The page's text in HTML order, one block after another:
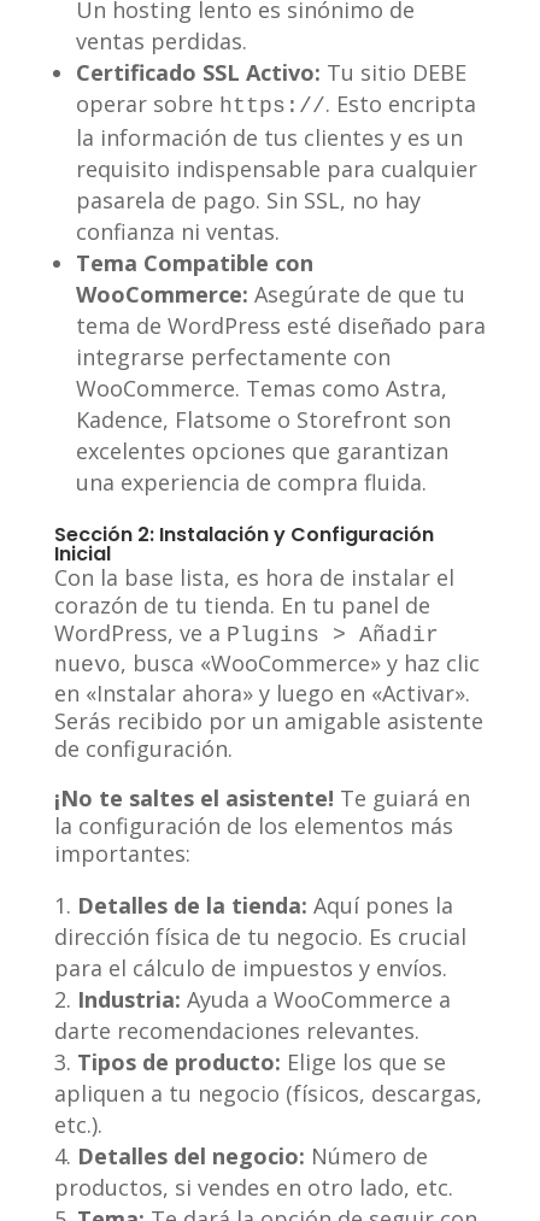
Un hosting lento es sinónimo de
ventas perdidas.
Certificado SSL Activo: Tu sitio DEBE
operar sobre https://. Esto encripta
la información de tus clientes y es un
requisito indispensable para cualquier
pasarela de pago. Sin SSL, no hay
confianza ni ventas.
Tema Compatible con
WooCommerce: Asegúrate de que tu
tema de WordPress esté diseñado para
integrarse perfectamente con
WooCommerce. Temas como Astra,
Kadence, Flatsome o Storefront son
excelentes opciones que garantizan
una experiencia de compra fluida.
Sección 2: Instalación y Configuración
Inicial
Con la base lista, es hora de instalar el
corazón de tu tienda. En tu panel de
WordPress, ve a Plugins > Añadir
nuevo, busca «WooCommerce» y haz clic
en «Instalar ahora» y luego en «Activar».
Serás recibido por un amigable asistente
de configuración.
¡No te saltes el asistente! Te guiará en
la configuración de los elementos más
importantes:
Detalles de la tienda: Aquí pones la
dirección física de tu negocio. Es crucial
para el cálculo de impuestos y envíos.
Industria: Ayuda a WooCommerce a
darte recomendaciones relevantes.
Tipos de producto: Elige los que se
apliquen a tu negocio (físicos, descargas,
etc.).
Detalles del negocio: Número de
productos, si vendes en otro lado, etc.